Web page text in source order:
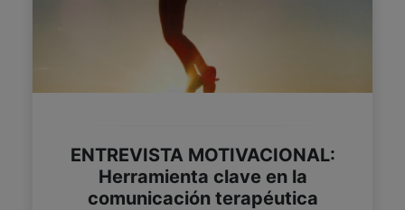
ENTREVISTA MOTIVACIONAL:
Herramienta clave en la
comunicación terapéutica